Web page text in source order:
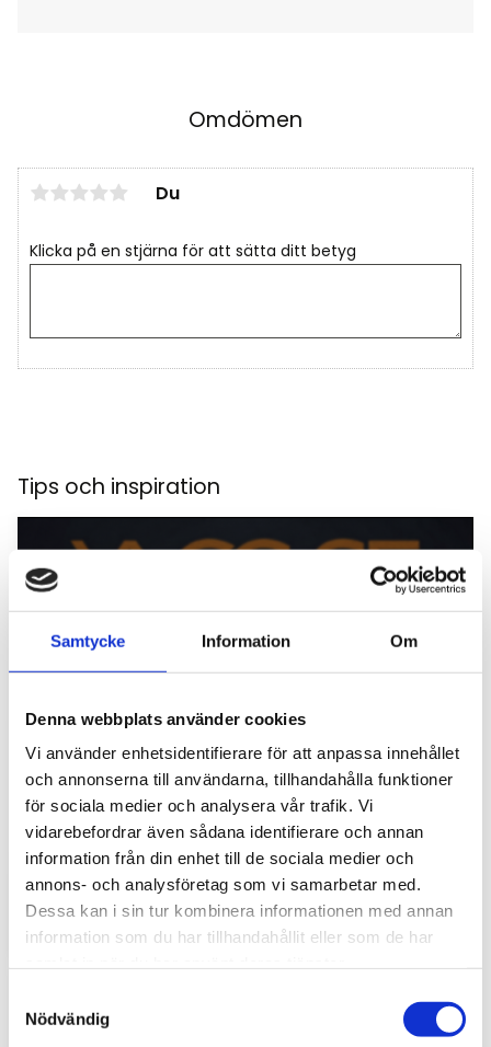
Samtycke Information Om
Denna webbplats använder cookies
Vi använder enhetsidentifierare för att anpassa innehållet
och annonserna till användarna, tillhandahålla funktioner
för sociala medier och analysera vår trafik. Vi
vidarebefordrar även sådana identifierare och annan
information från din enhet till de sociala medier och
annons- och analysföretag som vi samarbetar med.
Dessa kan i sin tur kombinera informationen med annan
information som du har tillhandahållit eller som de har
Nödvändig
Omdömen
Du
Klicka på en stjärna för att sätta ditt betyg
Tips och inspiration
Stöldskydd för entreprenadmaskiner: så
skyddar du din maskin och utrustning
För entreprenörer är maskinerna hjärtat i
verksamheten. Därför är det viktigt att skydda dem
mot stölder och skador som kan orsaka kostsamma